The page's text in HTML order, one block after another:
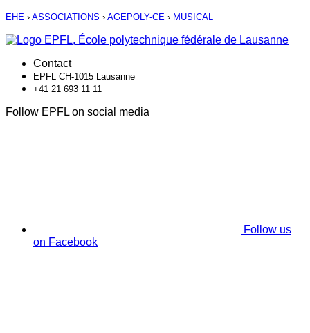
EHE › ASSOCIATIONS › AGEPOLY-CE › MUSICAL
Contact
EPFL CH-1015 Lausanne
+41 21 693 11 11
Follow EPFL on social media
Follow us
on Facebook